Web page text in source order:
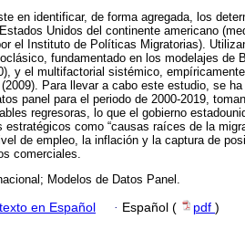
en identificar, de forma agregada, los
Unidos del continente americano
el Instituto de Políticas Migratorias).
fundamentado en los modelajes de
y el multifactorial sistémico, empíricamente
Para llevar a cabo este estudio, se ha
panel para el periodo de 2000-2019,
regresoras, lo que el gobierno
como “causas raíces de la
de empleo, la inflación y la captura de
comerciales.
Modelos de Datos Panel.
texto en Español · Español ( pdf )